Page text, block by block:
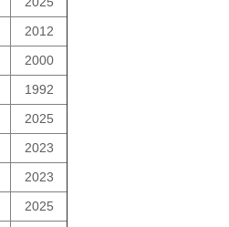
2012
2000
1992
2025
2023
2023
2025